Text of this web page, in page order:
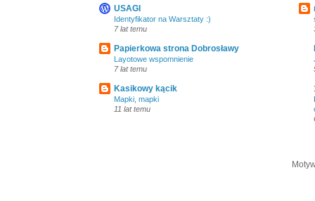
USAGI
Identyfikator na Warsztaty :)
7 lat temu
Papierkowa strona Dobrosławy
Layotowe wspomnienie
7 lat temu
Kasikowy kącik
Mapki, mapki
11 lat temu